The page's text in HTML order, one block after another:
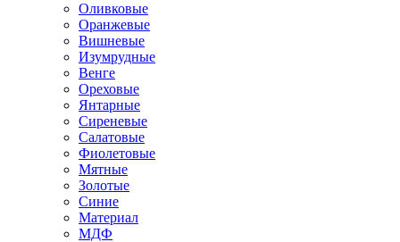
Оливковые
Оранжевые
Вишневые
Изумрудные
Венге
Ореховые
Янтарные
Сиреневые
Салатовые
Фиолетовые
Мятные
Золотые
Синие
Материал
МДФ